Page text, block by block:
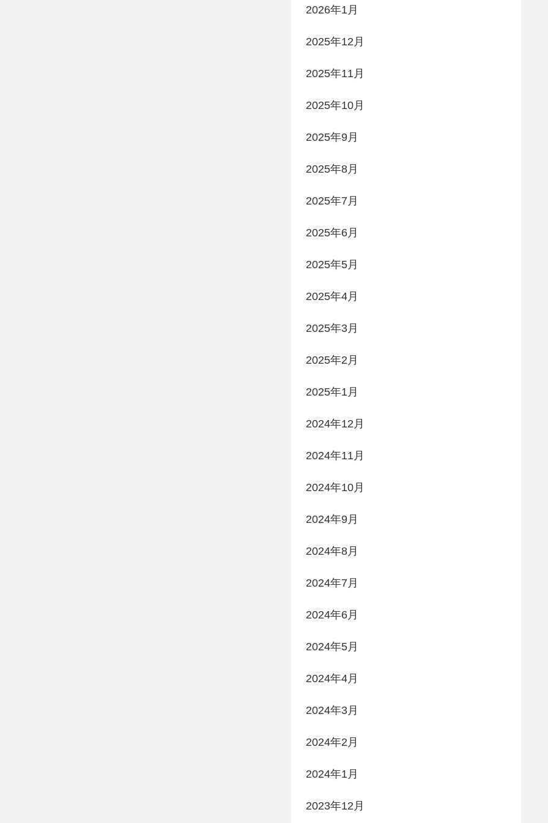
2026年1月
2025年12月
2025年11月
2025年10月
2025年9月
2025年8月
2025年7月
2025年6月
2025年5月
2025年4月
2025年3月
2025年2月
2025年1月
2024年12月
2024年11月
2024年10月
2024年9月
2024年8月
2024年7月
2024年6月
2024年5月
2024年4月
2024年3月
2024年2月
2024年1月
2023年12月